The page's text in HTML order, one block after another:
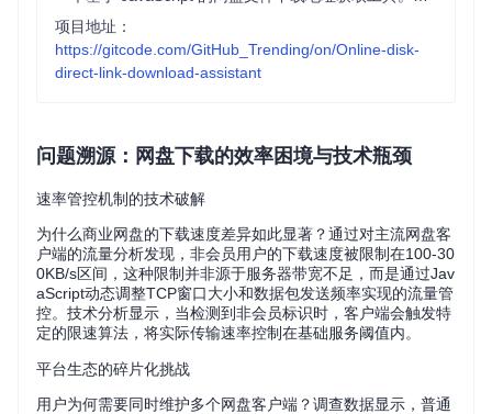
项目地址：
https://gitcode.com/GitHub_Trending/on/Online-disk-
direct-link-download-assistant
问题溯源：网盘下载的效率困境与技术瓶颈
速率管控机制的技术破解
为什么商业网盘的下载速度差异如此显著？通过对主流网盘客
户端的流量分析发现，非会员用户的下载速度被限制在100-30
0KB/s区间，这种限制并非源于服务器带宽不足，而是通过Jav
aScript动态调整TCP窗口大小和数据包发送频率实现的流量管
控。技术分析显示，当检测到非会员标识时，客户端会触发特
定的限速算法，将实际传输速率控制在基础服务阈值内。
平台生态的碎片化挑战
用户为何需要同时维护多个网盘客户端？调查数据显示，普通